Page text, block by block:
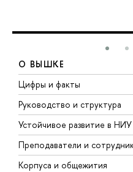
О ВЫШКЕ
Цифры и факты
Руководство и структура
Устойчивое развитие в
Преподаватели и
Корпуса и общежития